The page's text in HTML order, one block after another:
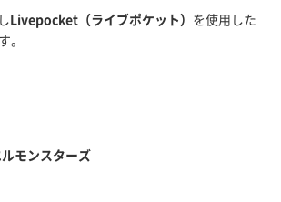
Livepocket（ライブポケット） を使用した
。
モンスターズ